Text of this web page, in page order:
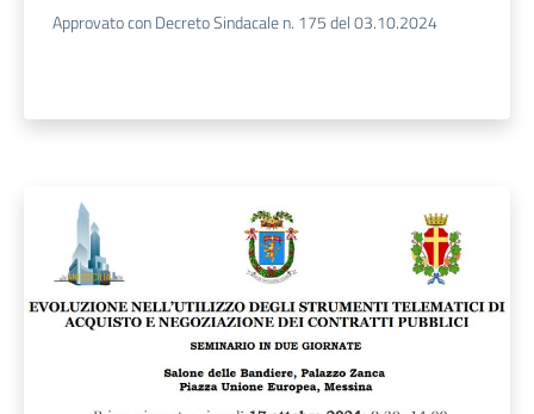
Approvato con Decreto Sindacale n. 175 del 03.10.2024